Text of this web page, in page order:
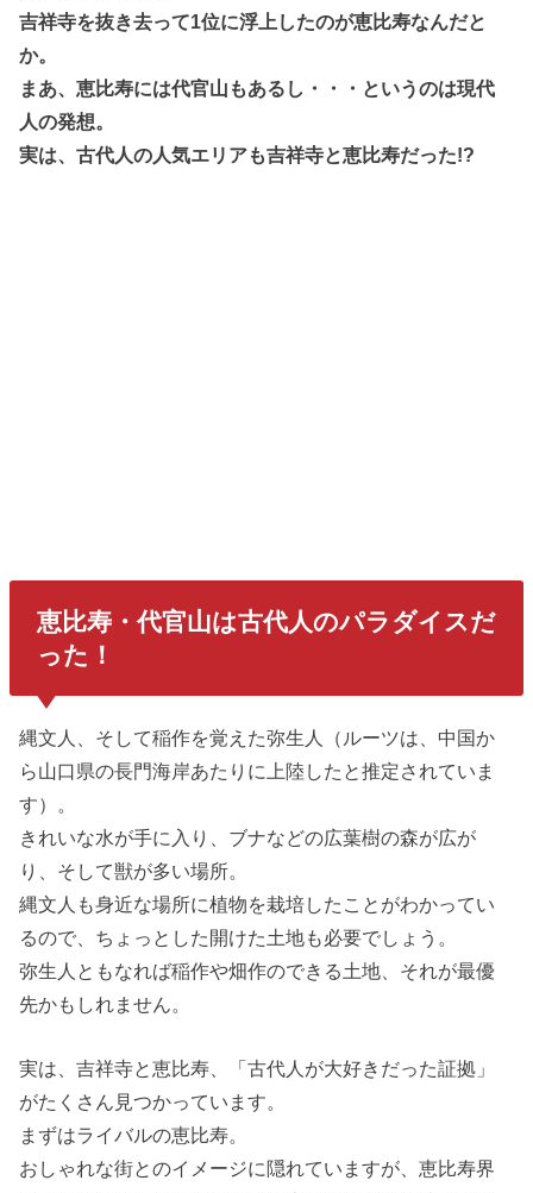
吉祥寺を抜き去って1位に浮上したのが恵比寿なんだと
か。
まあ、恵比寿には代官山もあるし・・・というのは現代
人の発想。
実は、古代人の人気エリアも吉祥寺と恵比寿だった!?
恵比寿・代官山は古代人のパラダイスだ
った！
縄文人、そして稲作を覚えた弥生人（ルーツは、中国か
ら山口県の長門海岸あたりに上陸したと推定されていま
す）。
きれいな水が手に入り、ブナなどの広葉樹の森が広が
り、そして獣が多い場所。
縄文人も身近な場所に植物を栽培したことがわかってい
るので、ちょっとした開けた土地も必要でしょう。
弥生人ともなれば稲作や畑作のできる土地、それが最優
先かもしれません。
実は、吉祥寺と恵比寿、「古代人が大好きだった証拠」
がたくさん見つかっています。
まずはライバルの恵比寿。
おしゃれな街とのイメージに隠れていますが、恵比寿界